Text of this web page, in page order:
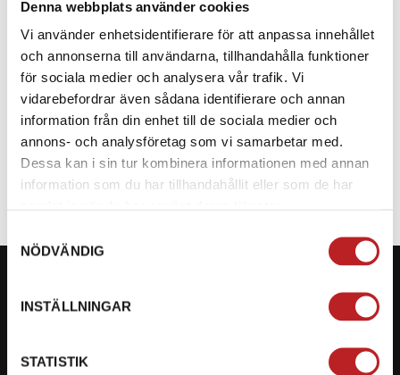
Denna webbplats använder cookies
Vi använder enhetsidentifierare för att anpassa innehållet
och annonserna till användarna, tillhandahålla funktioner
för sociala medier och analysera vår trafik. Vi
vidarebefordrar även sådana identifierare och annan
information från din enhet till de sociala medier och
annons- och analysföretag som vi samarbetar med.
Dessa kan i sin tur kombinera informationen med annan
information som du har tillhandahållit eller som de har
NÖDVÄNDIG
INSTÄLLNINGAR
STATISTIK
BESKRIVNING
SPECIFIKATION